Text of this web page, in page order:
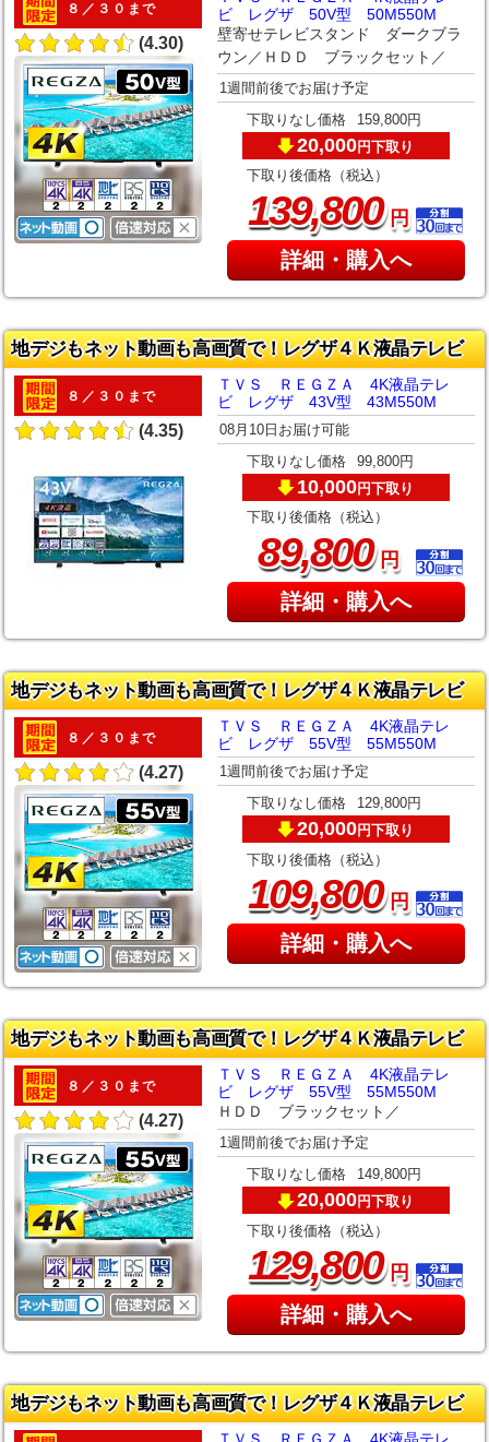
８／３０まで
(4.30)
ビ レグザ 50V型 50M550M
壁寄せテレビスタンド ダークブラ
ウン／ＨＤＤ ブラックセット／
1週間前後でお届け予定
下取りなし価格 159,800円
20,000円下取り
下取り後価格（税込）
139,800円
詳細・購入へ
地デジもネット動画も高画質で！レグザ４Ｋ液晶テレビ
８／３０まで
(4.35)
ＴＶＳ ＲＥＧＺＡ 4K液晶テレ
ビ レグザ 43V型 43M550M
08月10日お届け可能
下取りなし価格 99,800円
10,000円下取り
下取り後価格（税込）
89,800円
詳細・購入へ
地デジもネット動画も高画質で！レグザ４Ｋ液晶テレビ
８／３０まで
(4.27)
ＴＶＳ ＲＥＧＺＡ 4K液晶テレ
ビ レグザ 55V型 55M550M
1週間前後でお届け予定
下取りなし価格 129,800円
20,000円下取り
下取り後価格（税込）
109,800円
詳細・購入へ
地デジもネット動画も高画質で！レグザ４Ｋ液晶テレビ
８／３０まで
(4.27)
ＴＶＳ ＲＥＧＺＡ 4K液晶テレ
ビ レグザ 55V型 55M550M
ＨＤＤ ブラックセット／
1週間前後でお届け予定
下取りなし価格 149,800円
20,000円下取り
下取り後価格（税込）
129,800円
詳細・購入へ
地デジもネット動画も高画質で！レグザ４Ｋ液晶テレビ